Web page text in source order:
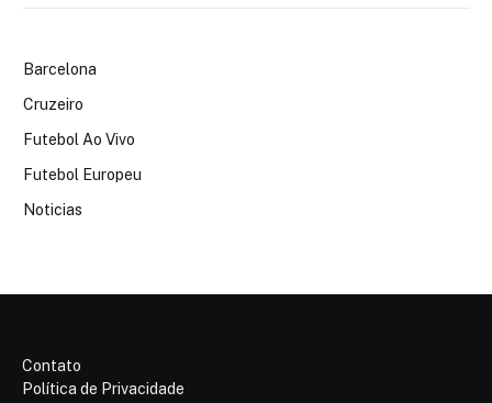
Barcelona
Cruzeiro
Futebol Ao Vivo
Futebol Europeu
Noticias
Contato
Política de Privacidade